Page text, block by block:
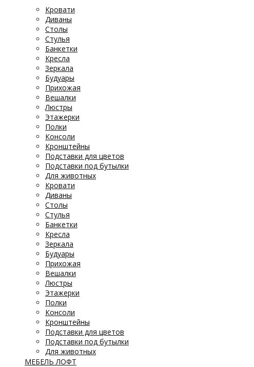
Кровати
Диваны
Столы
Стулья
Банкетки
Кресла
Зеркала
Будуары
Прихожая
Вешалки
Люстры
Этажерки
Полки
Консоли
Кронштейны
Подставки для цветов
Подставки под бутылки
Для животных
Кровати
Диваны
Столы
Стулья
Банкетки
Кресла
Зеркала
Будуары
Прихожая
Вешалки
Люстры
Этажерки
Полки
Консоли
Кронштейны
Подставки для цветов
Подставки под бутылки
Для животных
МЕБЕЛЬ ЛОФТ